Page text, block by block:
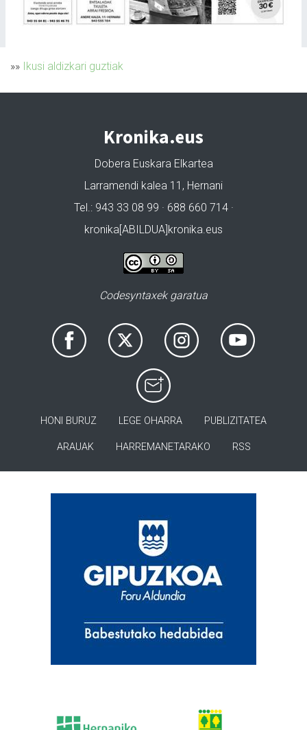
»» Ikusi aldizkari guztiak
Kronika.eus
Dobera Euskara Elkartea
Larramendi kalea 11, Hernani
Tel.: 943 33 08 99 · 688 660 714 ·
kronika[ABILDUA]kronika.eus
Codesyntaxek garatua
HONI BURUZ LEGE OHARRA PUBLIZITATEA
ARAUAK HARREMANETARAKO RSS